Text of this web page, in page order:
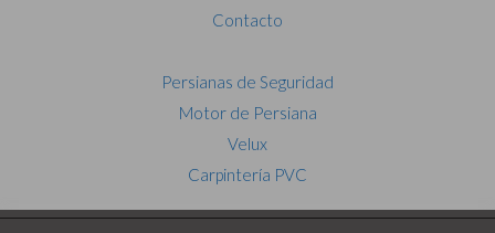
Contacto
Persianas de Seguridad
Motor de Persiana
Velux
Carpintería PVC